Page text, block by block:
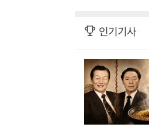
인기기사